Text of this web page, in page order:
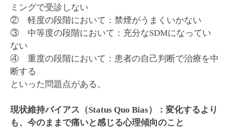
ミングで受診しない
② 軽度の段階において：禁煙がうまくいかない
③ 中等度の段階において：充分なSDMになってい
ない
④ 重度の段階において：患者の自己判断で治療を中
断する
といった問題点がある。
現状維持バイアス（Status Quo Bias）：変化するより
も、今のままで痛いと感じる心理傾向のこと